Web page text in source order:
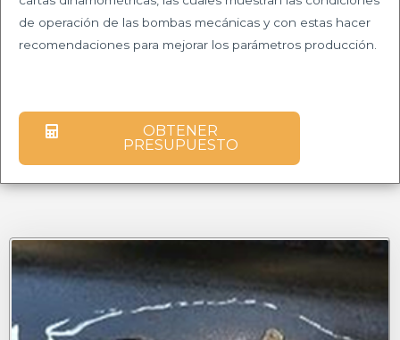
de operación de las bombas mecánicas y con estas hacer
recomendaciones para mejorar los parámetros producción.
OBTENER
PRESUPUESTO